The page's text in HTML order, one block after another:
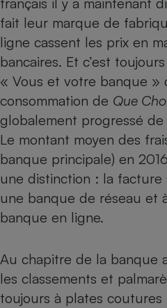
fait leur marque de
ligne cassent les prix en
bancaires. Et c’est
« Vous et votre banque »
consommation de Que
globalement progressé de
Le montant moyen des
banque principale) en
une distinction : la facture
une banque de réseau et
banque en ligne.
Au chapitre de la banque
les classements et
toujours à plates coutures